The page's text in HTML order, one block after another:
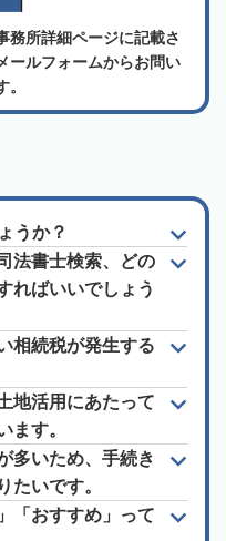
務所詳細ページに記載さ
ールフォームからお問い
うか？
法書士検索、どの
ればいいでしょう
相続税が発生する
地活用にあたって
ます。
多いため、手続き
たいです。
「おすすめ」って